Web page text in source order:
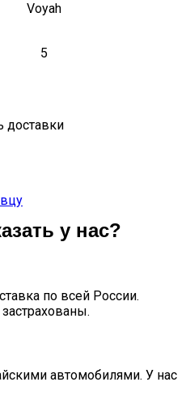
Voyah
5
доставки
у нас?
по всей России.
автомобилями. У нас